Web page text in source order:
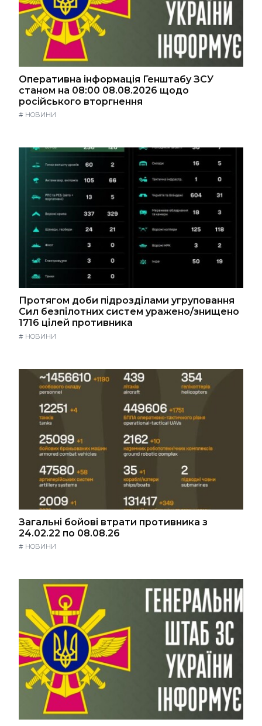
Оперативна інформація Генштабу ЗСУ
станом на 08:00 08.08.2026 щодо
російського вторгнення
# НОВИНИ
Протягом доби підрозділами угруповання
Сил безпілотних систем уражено/знищено
1716 цілей противника
# НОВИНИ
Загальні бойові втрати противника з
24.02.22 по 08.08.26
# НОВИНИ